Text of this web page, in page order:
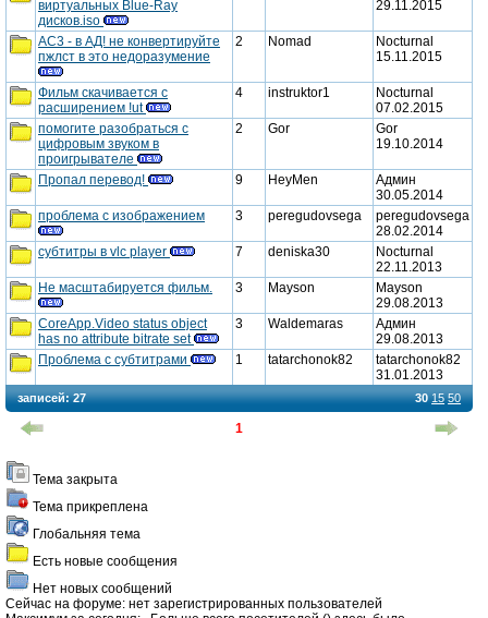
новые
сообщения
виртуальных Blue-Ray
дисков.iso
29.11.2015
новые
сообщения
AC3 - в АД! не конвертируйте
пжлст в это недоразумение
2 Nomad
Nocturnal
15.11.2015
новые
сообщения
Фильм скачивается с
расширением !ut
4 instruktor1
Nocturnal
07.02.2015
новые
сообщения
помогите разобраться с
цифровым звуком в
проигрывателе
2 Gor
Gor
19.10.2014
новые
сообщения
Пропал перевод! 9 HeyMen
Админ
30.05.2014
новые
сообщения
проблема с изображением 3 peregudovsega
peregudovsega
28.02.2014
новые
сообщения
субтитры в vlc player 7 deniska30
Nocturnal
22.11.2013
новые
сообщения
Не масштабируется фильм. 3 Mayson
Mayson
29.08.2013
новые
сообщения
CoreApp.Video status object
has no attribute bitrate set
3 Waldemaras
Админ
29.08.2013
новые
сообщения
Проблема с субтитрами 1 tatarchonok82
tatarchonok82
31.01.2013
записей:27 30 15 50
1
закрыта
Тема закрыта
прикреплена
Тема прикреплена
тема
Глобальняя тема
новые
сообщения
Есть новые сообщения
новых
Нет новых сообщений
Cейчас на форуме: нет зарегистрированных пользователей